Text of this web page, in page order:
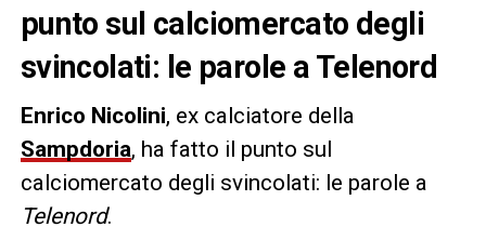
punto sul calciomercato degli
svincolati: le parole a Telenord
Enrico Nicolini, ex calciatore della
Sampdoria, ha fatto il punto sul
calciomercato degli svincolati: le parole a
Telenord.